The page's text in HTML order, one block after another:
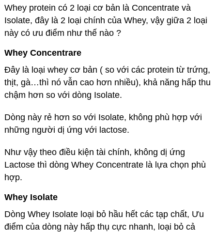
Whey protein có 2 loại cơ bản là Concentrate và
Isolate, đây là 2 loại chính của Whey, vậy giữa 2 loại
này có ưu điểm như thế nào ?
Whey Concentrare
Đây là loại whey cơ bản ( so với các protein từ trứng,
thịt, gà…thì nó vẫn cao hơn nhiều), khả năng hấp thu
chậm hơn so với dòng Isolate.
Dòng này rẻ hơn so với Isolate, không phù hợp với
những người dị ứng với lactose.
Như vậy theo điều kiện tài chính, không dị ứng
Lactose thì dòng Whey Concentrate là lựa chọn phù
hợp.
Whey Isolate
Dòng Whey Isolate loại bỏ hầu hết các tạp chất, Ưu
điểm của dòng này hấp thụ cực nhanh, loại bỏ cả